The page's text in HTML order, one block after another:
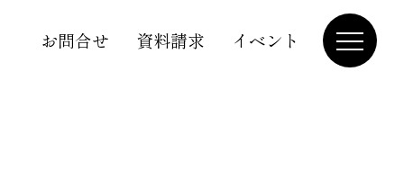
お問合せ 資料請求 イベント